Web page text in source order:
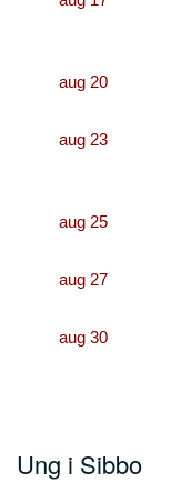
aug 20
aug 23
aug 25
aug 27
aug 30
Ung i Sibbo